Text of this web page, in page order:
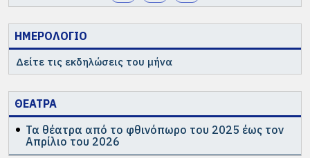
ΗΜΕΡΟΛΟΓΙΟ
Δείτε τις εκδηλώσεις του μήνα
ΘΕΑΤΡΑ
Τα θέατρα από το φθινόπωρο του 2025 έως τον
Απρίλιο του 2026